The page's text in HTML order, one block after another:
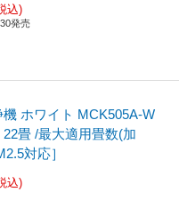
込)
発売
ホワイト MCK505A-W
22畳 /最大適用畳数(加
対応］
込)